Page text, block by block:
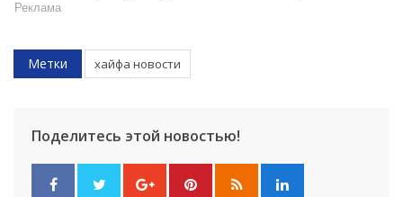
Реклама
Метки хайфа новости
Поделитесь этой новостью!